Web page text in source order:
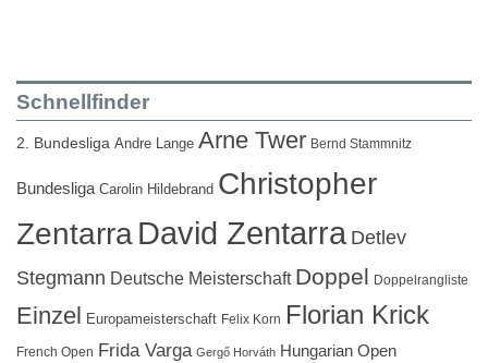
Schnellfinder
2. Bundesliga Andre Lange Arne Twer Bernd Stammnitz
Bundesliga Carolin Hildebrand Christopher
ZentarraDavid Zentarra Detlev
Stegmann Deutsche Meisterschaft Doppel Doppelrangliste
Einzel Europameisterschaft Felix Korn Florian Krick
French Open Frida Varga Gergő Horváth Hungarian Open